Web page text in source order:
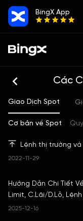
BingX App
Các
Giao Dịch Spot
Cơ bản về Spot
Lệnh thị trường
2022-11-29
Hướng Dẫn Chi Tiết
Limit, C.Lãi/D.Lỗ,
2025-12-16